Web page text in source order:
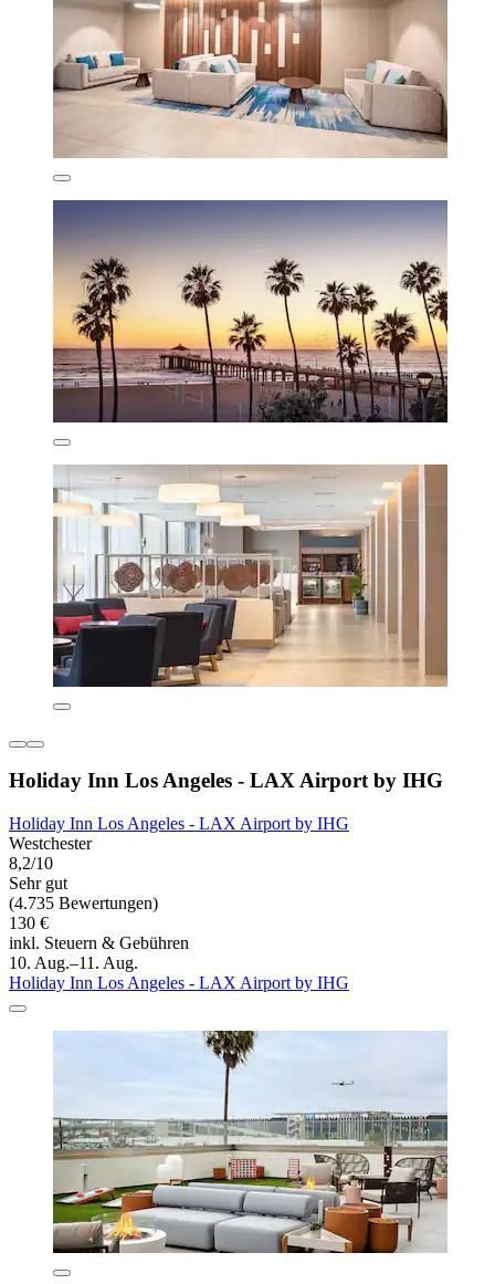
Holiday Inn Los Angeles - LAX Airport by IHG
Holiday Inn Los Angeles - LAX Airport by IHG
Westchester
8,2/10
Sehr gut
(4.735 Bewertungen)
130 €
inkl. Steuern & Gebühren
10. Aug.–11. Aug.
Holiday Inn Los Angeles - LAX Airport by IHG